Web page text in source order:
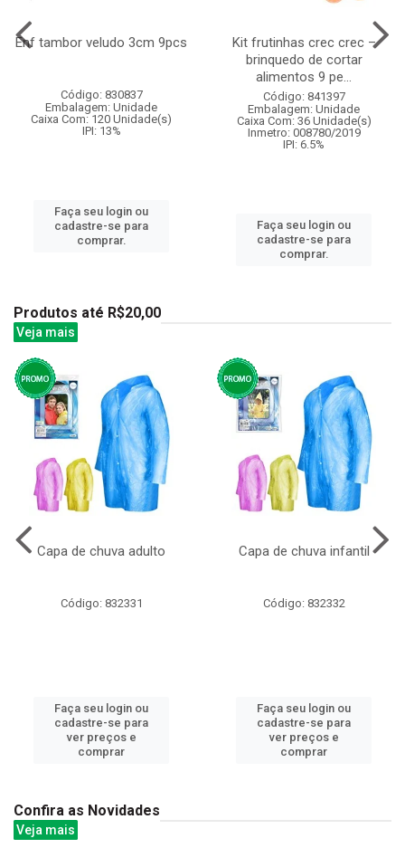
Enf tambor veludo 3cm 9pcs
Código: 830837
Embalagem: Unidade
Caixa Com: 120 Unidade(s)
IPI: 13%
Faça seu login ou
cadastre-se para
comprar.
Kit frutinhas crec crec –
brinquedo de cortar
alimentos 9 pe...
Código: 841397
Embalagem: Unidade
Caixa Com: 36 Unidade(s)
Inmetro: 008780/2019
IPI: 6.5%
Faça seu login ou
cadastre-se para
comprar.
Produtos até R$20,00
Veja mais
Capa de chuva adulto
Código: 832331
Faça seu login ou
cadastre-se para
ver preços e
comprar
Capa de chuva infantil
Código: 832332
Faça seu login ou
cadastre-se para
ver preços e
comprar
Confira as Novidades
Veja mais